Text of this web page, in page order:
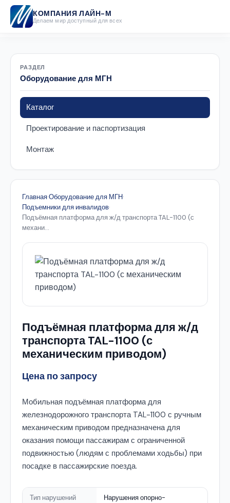
КОМПАНИЯ ЛАЙН-М
Делаем мир доступный для всех
РАЗДЕЛ
Оборудование для МГН
Каталог
Проектирование и паспортизация
Монтаж
Главная·Оборудование для МГН·
Подъемники для инвалидов·
Подъёмная платформа для ж/д транспорта TAL-1100 (с
механи...
Подъёмная платформа для ж/д
транспорта TAL-1100 (с
механическим приводом)
Цена по запросу
Мобильная подъёмная платформа для
железнодорожного транспорта TAL-1100 с ручным
механическим приводом предназначена для
оказания помощи пассажирам с ограниченной
подвижностью (людям с проблемами ходьбы) при
посадке в пассажирские поезда.
Тип нарушений
Нарушения опорно-